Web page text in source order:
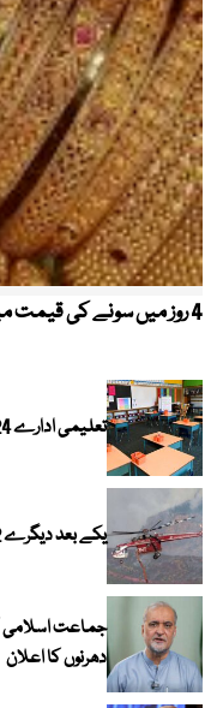
4 روز میں سونے کی قیمت میں بڑا اضافہ
تعلیمی ادارے 24 اگست تک بند رہیں گے، رانا سکندر حیات
یکے بعد دیگرے 2 ہیلی کاپٹر گر کر تباہ؛ متعدد ہلاکتیں
دھرنوں کا اعلان